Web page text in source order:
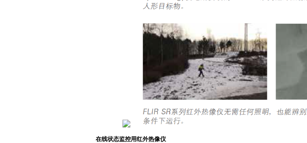
在线状态监控用红外热像仪